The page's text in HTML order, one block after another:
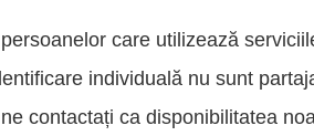
care utilizează
individuală nu sunt
contactați ca disponibilitatea